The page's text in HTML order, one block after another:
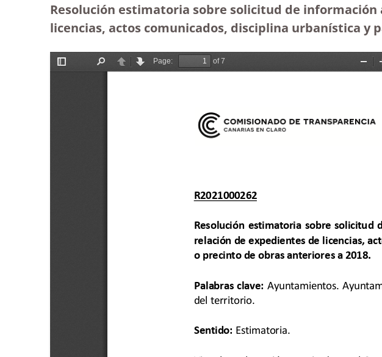
Resolución estimatoria sobre solicitud de
licencias, actos comunicados, disciplina urbanística y